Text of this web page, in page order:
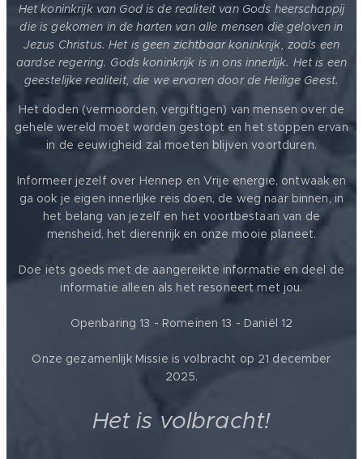
Het koninkrijk van God is de realiteit van Gods heerschappij
die is gekomen in de harten van alle mensen die geloven in
Jezus Christus. Het is geen zichtbaar koninkrijk, zoals een
aardse regering. Gods koninkrijk is in ons innerlijk. Het is een
geestelijke realiteit, die we ervaren door de Heilige Geest.
Het doden (vermoorden, vergiftigen) van mensen over de
gehele wereld moet worden gestopt en het stoppen ervan
in de eeuwigheid zal moeten blijven voortduren.
Informeer jezelf over Hennep en Vrije energie, ontwaak en
ga ook je eigen innerlijke reis doen, de weg naar binnen, in
het belang van jezelf en het voortbestaan van de
mensheid, het dierenrijk en onze mooie planeet.
Doe iets goeds met de aangereikte informatie en deel de
informatie alleen als het resoneert met jou.
Openbaring 13 - Romeinen 13 - Daniël 12
Onze gezamenlijk Missie is volbracht op 21 december
2025.
Het is volbracht!